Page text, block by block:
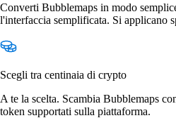
Converti Bubblemaps in modo
l'interfaccia semplificata. Si applicano
Scegli tra centinaia di crypto
A te la scelta. Scambia Bubblemaps
token supportati sulla piattaforma.